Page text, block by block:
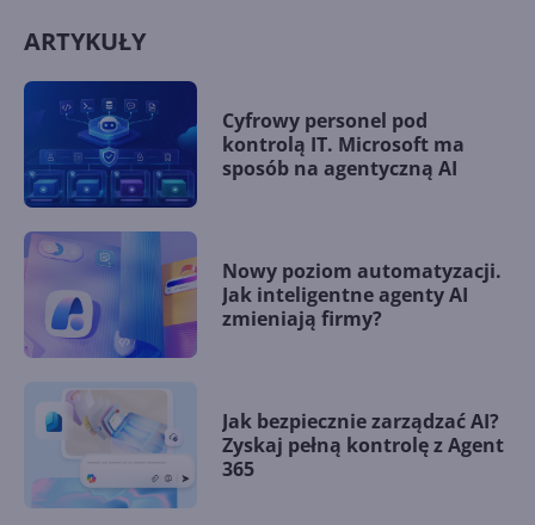
ARTYKUŁY
Cyfrowy personel pod
kontrolą IT. Microsoft ma
sposób na agentyczną AI
Nowy poziom automatyzacji.
Jak inteligentne agenty AI
zmieniają firmy?
Jak bezpiecznie zarządzać AI?
Zyskaj pełną kontrolę z Agent
365